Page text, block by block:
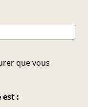
que vous
est :